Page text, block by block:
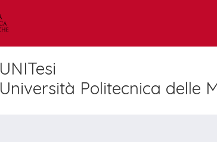
UNITesi
Università Politecnica delle